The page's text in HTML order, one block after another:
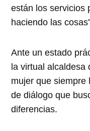
están los servicios
haciendo las
Ante un estado
la virtual
mujer que siempre
de diálogo que
diferencias.